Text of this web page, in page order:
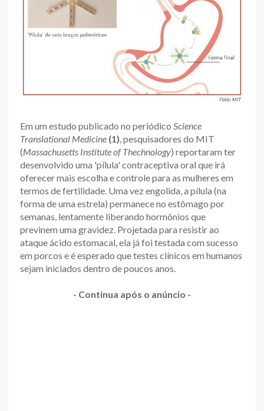
Em um estudo publicado no periódico Science
Translational Medicine (1), pesquisadores do MIT
(Massachusetts Institute of Thechnology) reportaram ter
desenvolvido uma 'pílula' contraceptiva oral que irá
oferecer mais escolha e controle para as mulheres em
termos de fertilidade. Uma vez engolida, a pílula (na
forma de uma estrela) permanece no estômago por
semanas, lentamente liberando hormônios que
previnem uma gravidez. Projetada para resistir ao
ataque ácido estomacal, ela já foi testada com sucesso
em porcos e é esperado que testes clínicos em humanos
sejam iniciados dentro de poucos anos.
- Continua após o anúncio -